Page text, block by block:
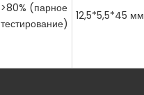
>80% (парное
тестирование)
12,5*5,5*45 мм